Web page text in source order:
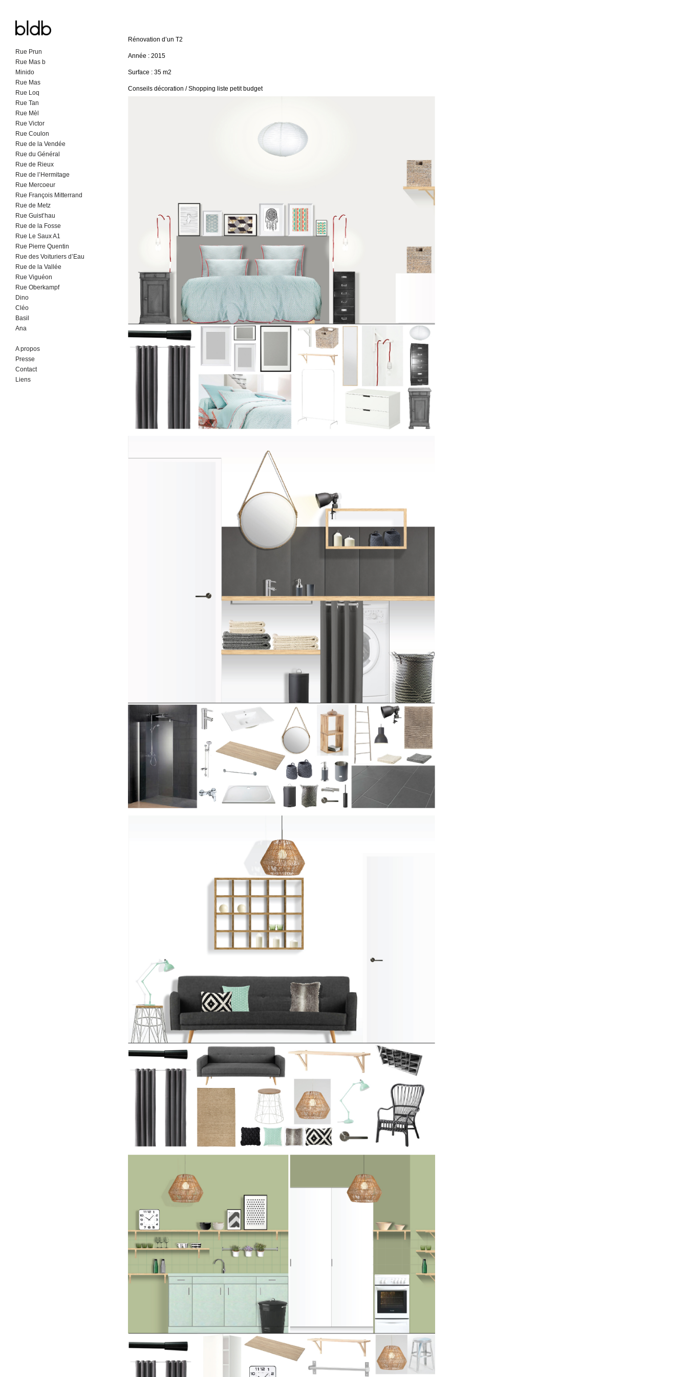
Skip
content
Rue Prun
Rue Mas b
Minido
Rue Mas
Rue Loq
Rue Tan
Rue Mèl
Rue Victor
Rue Coulon
Rue de la Vendée
Rue du Général
Rue de Rieux
Rue de l’Hermitage
Rue Mercoeur
Rue François Mitterrand
Rue de Metz
Rue Guist’hau
Rue de la Fosse
Rue Le Saux A1
Rue Pierre Quentin
Rue des Voituriers d’Eau
Rue de la Vallée
Rue Viguéon
Rue Oberkampf
Dino
Cléo
Basil
Ana
A propos
Presse
Contact
Liens
Rénovation d’un T2
Année : 2015
Surface : 35 m2
Conseils décoration / Shopping liste petit budget